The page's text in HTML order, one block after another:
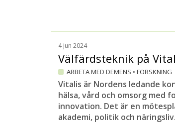
4 jun 2024
Välfärdsteknik på
ARBETA MED DEMENS • FORSKNING
Vitalis är Nordens ledande
hälsa, vård och omsorg med
innovation. Det är en
akademi, politik och näringsliv.